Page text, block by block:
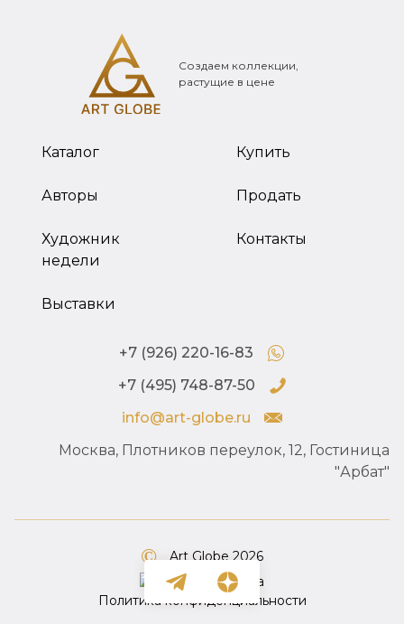
Создаем коллекции,
растущие в цене
Каталог
Авторы
Художник
недели
Выставки
Купить
Продать
Контакты
+7 (926) 220-16-83
+7 (495) 748-87-50
info@art-globe.ru
Москва, Плотников переулок, 12, Гостиница
"Арбат"
Art Globe 2026
Политика конфиденциальности